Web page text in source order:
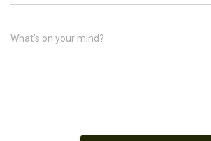
What's on your mind?